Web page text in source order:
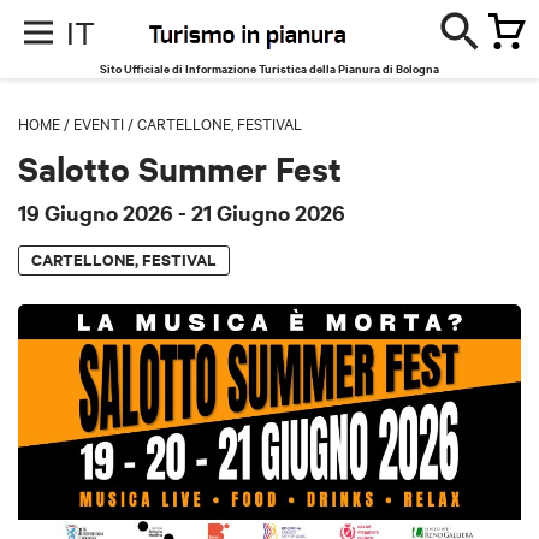
IT
Sito Ufficiale di Informazione Turistica della Pianura di Bologna
HOME / EVENTI /CARTELLONE, FESTIVAL
Salotto Summer Fest
19 Giugno 2026 - 21 Giugno 2026
CARTELLONE, FESTIVAL